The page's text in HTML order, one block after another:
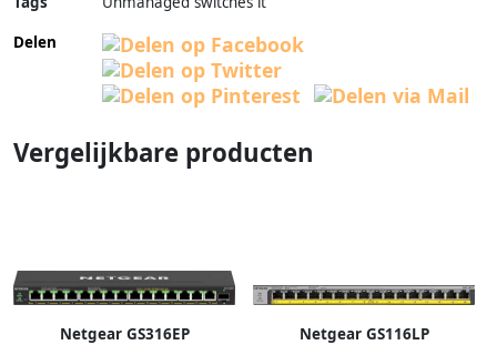
Delen
Vergelijkbare producten
Netgear GS316EP
Netgear GS116LP